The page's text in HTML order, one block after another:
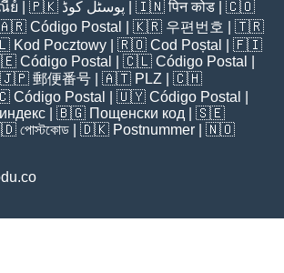
ย์ | 🇵🇰 پوسٹل کوڈ | 🇮🇳पिन कोड | 🇨🇴
🇦🇷 Código Postal | 🇰🇷 우편번호
| 🇹🇷
Kod Pocztowy | 🇷🇴 Cod Poștal
| 🇫🇮
Código Postal | 🇨🇱 Código Postal
🇯🇵 郵便番号 | 🇦🇹 PLZ | 🇨🇭
Código Postal | 🇺🇾 Código Postal
| 🇧🇬 Пощенски код | 🇸🇪
পোস্টকোড | 🇩🇰 Postnummer | 🇳🇴